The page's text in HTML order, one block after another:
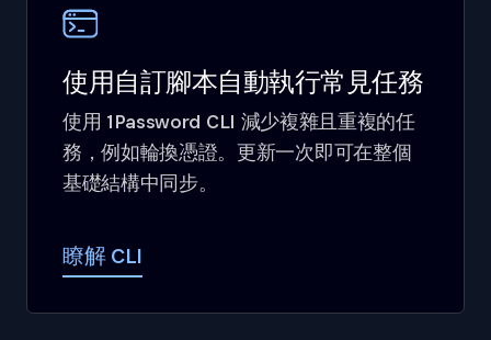
使用自訂腳本自動執行常見任務
使用 1Password CLI 減少複雜且重複的任
務，例如輪換憑證。更新一次即可在整個
基礎結構中同步。
瞭解 CLI